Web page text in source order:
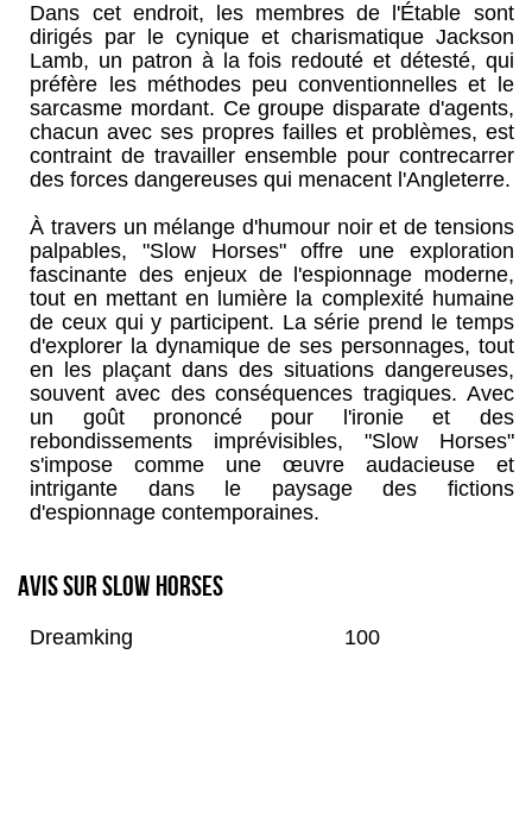
Dans cet endroit, les membres de l'Étable sont
dirigés par le cynique et charismatique Jackson
Lamb, un patron à la fois redouté et détesté, qui
préfère les méthodes peu conventionnelles et le
sarcasme mordant. Ce groupe disparate d'agents,
chacun avec ses propres failles et problèmes, est
contraint de travailler ensemble pour contrecarrer
des forces dangereuses qui menacent l'Angleterre.
À travers un mélange d'humour noir et de tensions
palpables, "Slow Horses" offre une exploration
fascinante des enjeux de l'espionnage moderne,
tout en mettant en lumière la complexité humaine
de ceux qui y participent. La série prend le temps
d'explorer la dynamique de ses personnages, tout
en les plaçant dans des situations dangereuses,
souvent avec des conséquences tragiques. Avec
un goût prononcé pour l'ironie et des
rebondissements imprévisibles, "Slow Horses"
s'impose comme une œuvre audacieuse et
intrigante dans le paysage des fictions
d'espionnage contemporaines.
Avis sur Slow Horses
Dreamking 100